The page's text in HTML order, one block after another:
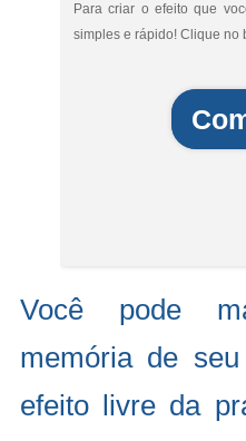
Para criar o efeito que
simples e rápido! Clique no
Você pode
memória de
efeito livre da